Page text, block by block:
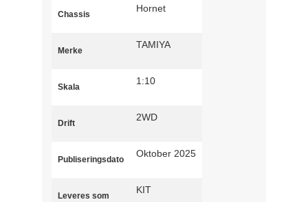
Chassis
Hornet
Merke
TAMIYA
Skala
1:10
Drift
2WD
Publiseringsdato
Oktober 2025
Leveres som
KIT